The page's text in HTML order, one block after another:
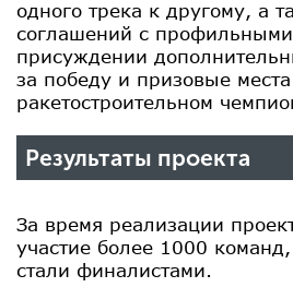
одного трека к другому, а
соглашений с
присуждении
за победу и призовые
ракетостроительном
Результаты проекта
За время реализации
участие более 1000
стали финалистами.